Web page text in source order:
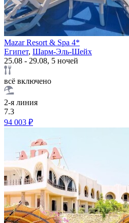
Mazar Resort & Spa 4*
Египет, Шарм-Эль-Шейх
25.08 - 29.08, 5 ночей
всё включено
2-я линия
7.3
94 003 ₽